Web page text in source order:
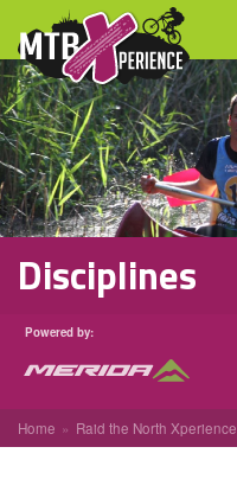
Disciplines
Powered by:
Home Raid the North Xperience